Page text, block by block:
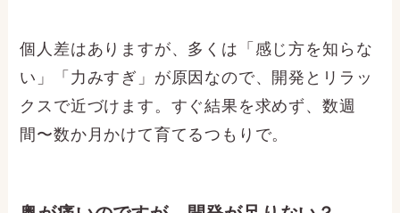
個人差はありますが、多くは「感じ方を知らな
い」「力みすぎ」が原因なので、開発とリラッ
クスで近づけます。すぐ結果を求めず、数週
間〜数か月かけて育てるつもりで。